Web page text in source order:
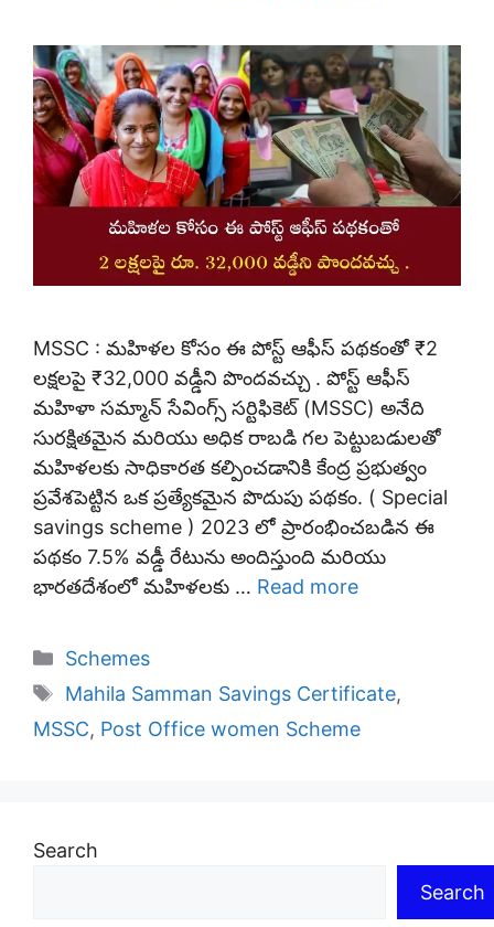
MSSC : మహిళల కోసం ఈ పోస్ట్ ఆఫీస్ పథకంతో ₹2
లక్షలపై ₹32,000 వడ్డీని పొందవచ్చు . పోస్ట్ ఆఫీస్
మహిళా సమ్మాన్ సేవింగ్స్ సర్టిఫికెట్ (MSSC) అనేది
సురక్షితమైన మరియు అధిక రాబడి గల పెట్టుబడులతో
మహిళలకు సాధికారత కల్పించడానికి కేంద్ర ప్రభుత్వం
ప్రవేశపెట్టిన ఒక ప్రత్యేకమైన పొదుపు పథకం. ( Special
savings scheme ) 2023 లో ప్రారంభించబడిన ఈ
పథకం 7.5% వడ్డీ రేటును అందిస్తుంది మరియు
భారతదేశంలో మహిళలకు … Read more
Categories
Schemes
Tags
Mahila Samman Savings Certificate,
MSSC, Post Office women Scheme
Search
Search